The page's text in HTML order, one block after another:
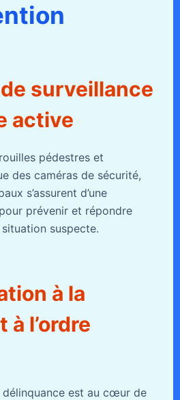
surveillance
active
pédestres et
des caméras de sécurité,
s’assurent d’une
prévenir et répondre
suspecte.
à la
l’ordre
est au cœur de